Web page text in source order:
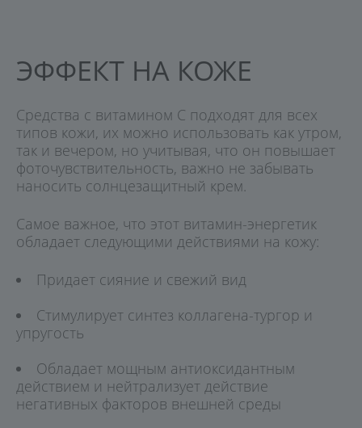
ЭФФЕКТ НА КОЖЕ
Средства с витамином С подходят для всех
типов кожи, их можно использовать как утром,
так и вечером, но учитывая, что он повышает
фоточувствительность, важно не забывать
наносить солнцезащитный крем.
Самое важное, что этот витамин-энергетик
обладает следующими действиями на кожу:
Придает сияние и свежий вид
Стимулирует синтез коллагена-тургор и
упругость
Обладает мощным антиоксидантным
действием и нейтрализует действие
негативных факторов внешней среды